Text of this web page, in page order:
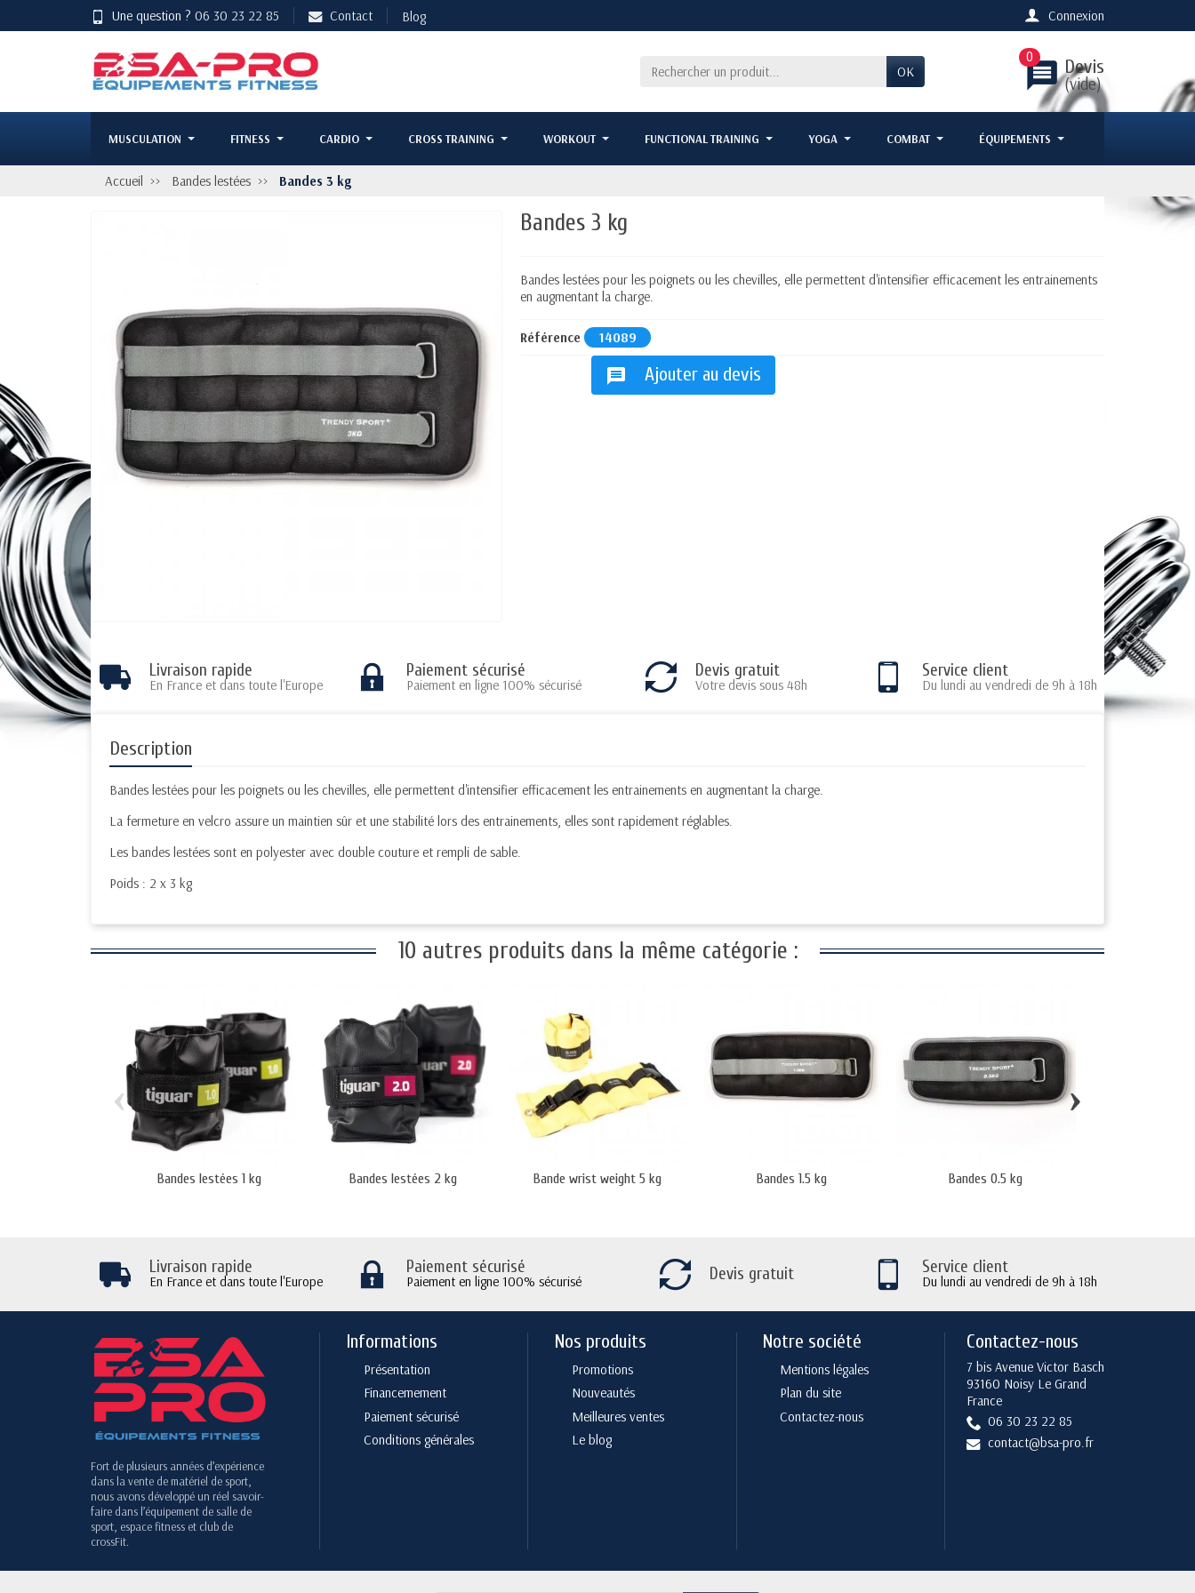
Une question ? 06 30 23 22 85 Contact Blog Connexion
OK message Devis
(vide)
0
MUSCULATION FITNESS CARDIO CROSS TRAINING WORKOUT FUNCTIONAL TRAINING YOGA COMBAT ÉQUIPEMENTS
Accueil Bandes lestées Bandes 3 kg
Bandes 3 kg
Bandes lestées pour les poignets ou les chevilles, elle permettent d'intensifier efficacement les entrainements
en augmentant la charge.
Référence 14089
message Ajouter au devis
Livraison rapide
En France et dans toute l'Europe
Paiement sécurisé
Paiement en ligne 100% sécurisé
Devis gratuit
Votre devis sous 48h
Service client
Du lundi au vendredi de 9h à 18h
Description
Bandes lestées pour les poignets ou les chevilles, elle permettent d'intensifier efficacement les entrainements en augmentant la charge.
La fermeture en velcro assure un maintien sûr et une stabilité lors des entrainements, elles sont rapidement réglables.
Les bandes lestées sont en polyester avec double couture et rempli de sable.
Poids : 2 x 3 kg
10 autres produits dans la même catégorie :
Bandes lestées 1 kg Bandes lestées 2 kg Bande wrist weight 5 kg Bandes 1.5 kg Bandes 0.5 kg
‹ ›
Livraison rapide
En France et dans toute l'Europe
Paiement sécurisé
Paiement en ligne 100% sécurisé Devis gratuit Service client
Du lundi au vendredi de 9h à 18h
Fort de plusieurs années d’expérience
dans la vente de matériel de sport,
nous avons développé un réel savoir-
faire dans l’équipement de salle de
sport, espace fitness et club de
crossFit.
Informations
Présentation
Financemement
Paiement sécurisé
Conditions générales
Nos produits
Promotions
Nouveautés
Meilleures ventes
Le blog
Notre société
Mentions légales
Plan du site
Contactez-nous
Contactez-nous
7 bis Avenue Victor Basch
93160 Noisy Le Grand
France
06 30 23 22 85
contact@bsa-pro.fr